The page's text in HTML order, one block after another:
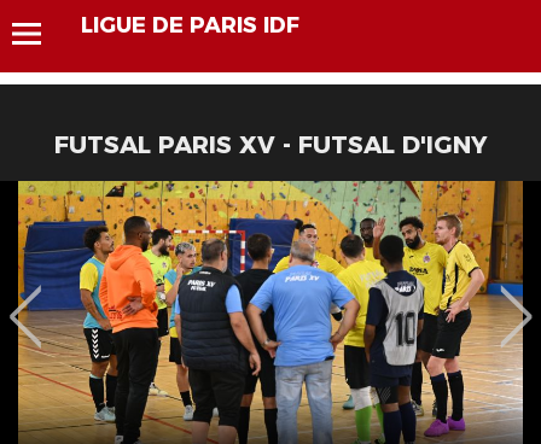
LIGUE DE PARIS IDF
FUTSAL PARIS XV - FUTSAL D'IGNY